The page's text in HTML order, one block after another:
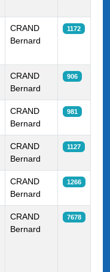
CRAND
Bernard
1172
CRAND
Bernard
906
CRAND
Bernard
981
CRAND
Bernard
1127
CRAND
Bernard
1266
CRAND
Bernard
7678